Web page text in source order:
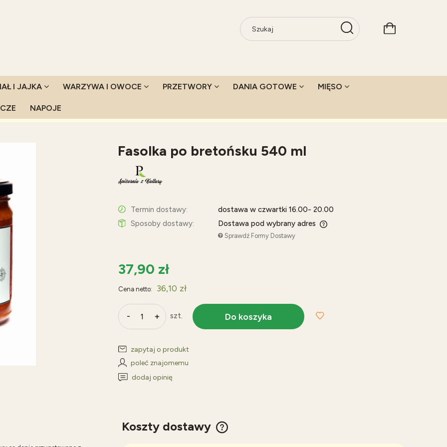
I JAJKA WARZYWA I OWOCE PRZETWORY DANIA GOTOWE MIĘSO
NAPOJE
Fasolka po bretońsku 540 ml
Fasolka po bretońsku 540 ml
Termin dostawy:
dostawa w czwartki 16.00- 20.00
Sposoby dostawy:
Dostawa pod wybrany adres
Sprawdź Formy Dostawy
37,90 zł
Cena netto: 36,10 zł
- + szt. Do koszyka
zapytaj o produkt
poleć znajomemu
dodaj opinię
Koszty dostawy